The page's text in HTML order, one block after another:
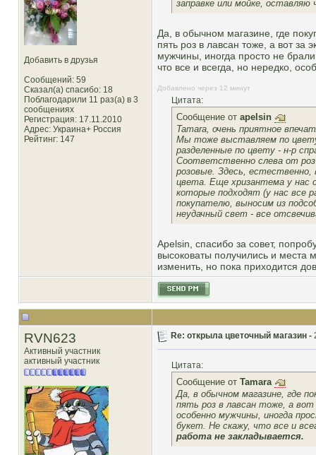
Добавить в друзья
Сообщений: 59
Сказал(а) спасибо: 18
Поблагодарили 11 раз(а) в 3
сообщениях
Регистрация: 17.11.2010
Адрес: Украина+ Россия
Рейтинг: 147
заправке или мойке,
Да, в обычном магазине, где
пять роз в лавсан тоже, а вот за
мужчины, иногда просто не
что все и всегда, но нередко,
Добавлено через 12 минут
Цитата:
Сообщение от apelsin
Tamara, очень приятное
Мы тоже выставляем по
разделенные по цвету - н-р
Соответственно слева от
розовые. Здесь,
цвета. Еще хризантема у нас
которые подходят (у нас все
покупателю, выносим из
неудачный свет - все
Apelsin, спасибо за совет,
высоковаты получились и места
изменить, но пока приходится
RVN623
Активный участник
активный участник
Re: открыла цветочный магазин -
Цитата:
Сообщение от Tamara
Да, в обычном магазине, где
пять роз в лавсан тоже, а вот
особенно мужчины, иногда
букет. Не скажу, что все и
работа не закладывается.